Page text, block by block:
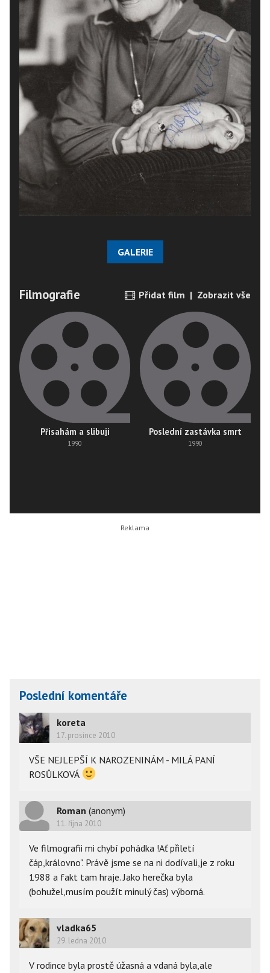
GALERIE
Filmografie Přidat film | Zobrazit vše
Přisahám a slibuji
1990
Poslední zastávka smrt
1990
Poslední komentáře
koreta
17. prosince 2010
VŠE NEJLEPŠÍ K NAROZENINÁM - MILÁ PANÍ
ROSŮLKOVÁ
Roman (anonym)
11. října 2010
Ve filmografii mi chybí pohádka !Ať přiletí
čáp,královno". Právě jsme se na ni dodívali,je z roku
1988 a fakt tam hraje. Jako herečka byla
(bohužel,musím použít minulý čas) výborná.
vladka65
29. ledna 2010
V rodince byla prostě úžasná a vdaná byla,ale